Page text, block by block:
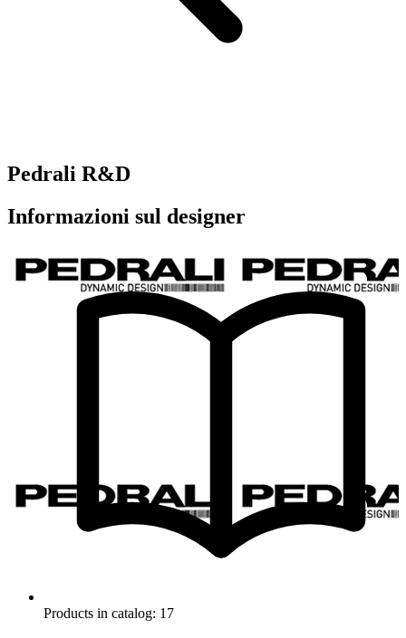
Pedrali R&D
Informazioni sul designer
Products in catalog: 17